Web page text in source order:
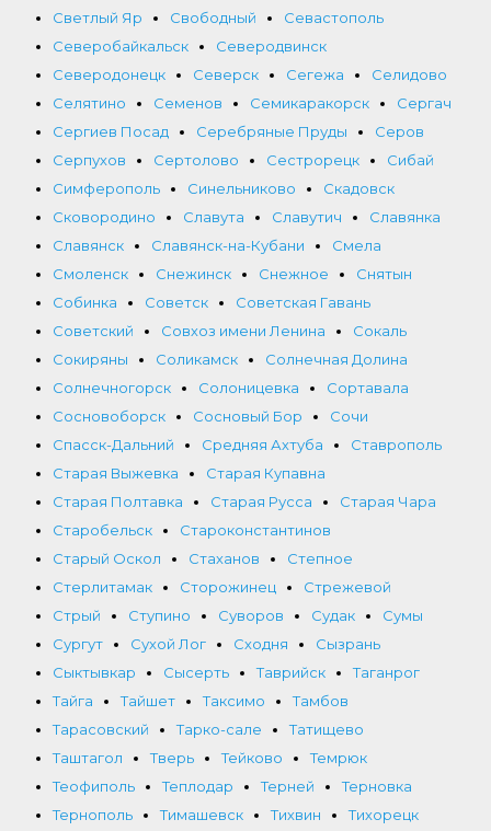
Светлый Яр
Свободный
Севастополь
Северобайкальск
Северодвинск
Северодонецк
Северск Сегежа
Селидово
Селятино
Семенов Семикаракорск
Сергач
Сергиев Посад
Серебряные Пруды
Серов
Серпухов
Сертолово Сестрорецк
Сибай
Симферополь
Синельниково
Скадовск
Сковородино
Славута Славутич
Славянка
Славянск
Славянск-на-Кубани
Смела
Смоленск
Снежинск Снежное
Снятын
Собинка
Советск
Советская Гавань
Советский
Совхоз имени Ленина
Сокаль
Сокиряны
Соликамск
Солнечная Долина
Солнечногорск
Солоницевка
Сортавала
Сосновоборск
Сосновый Бор
Сочи
Спасск-Дальний
Средняя Ахтуба
Ставрополь
Старая Выжевка
Старая Купавна
Старая Полтавка
Старая Русса
Старая Чара
Старобельск
Староконстантинов
Старый Оскол
Стаханов
Степное
Стерлитамак
Сторожинец
Стрежевой
Стрый
Ступино Суворов Судак
Сумы
Сургут
Сухой Лог Сходня
Сызрань
Сыктывкар
Сысерть Таврийск
Таганрог
Тайга
Тайшет Таксимо
Тамбов
Тарасовский
Тарко-сале
Татищево
Таштагол
Тверь Тейково
Темрюк
Теофиполь
Теплодар Терней
Терновка
Тернополь
Тимашевск Тихвин
Тихорецк